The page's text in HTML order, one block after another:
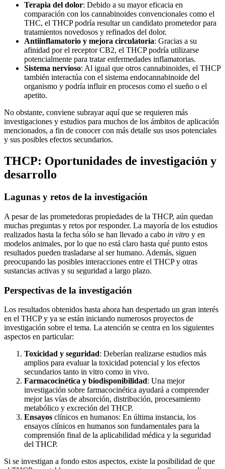
Terapia del dolor: Debido a su mayor eficacia en
comparación con los cannabinoides convencionales como el
THC, el THCP podría resultar un candidato prometedor para
tratamientos novedosos y refinados del dolor.
Antiinflamatorio y mejora circulatoria: Gracias a su
afinidad por el receptor CB2, el THCP podría utilizarse
potencialmente para tratar enfermedades inflamatorias.
Sistema nervioso: Al igual que otros cannabinoides, el THCP
también interactúa con el sistema endocannabinoide del
organismo y podría influir en procesos como el sueño o el
apetito.
No obstante, conviene subrayar aquí que se requieren más
investigaciones y estudios para muchos de los ámbitos de aplicación
mencionados, a fin de conocer con más detalle sus usos potenciales
y sus posibles efectos secundarios.
THCP: Oportunidades de investigación y
desarrollo
Lagunas y retos de la investigación
A pesar de las prometedoras propiedades de la THCP, aún quedan
muchas preguntas y retos por responder. La mayoría de los estudios
realizados hasta la fecha sólo se han llevado a cabo in vitro y en
modelos animales, por lo que no está claro hasta qué punto estos
resultados pueden trasladarse al ser humano. Además, siguen
preocupando las posibles interacciones entre el THCP y otras
sustancias activas y su seguridad a largo plazo.
Perspectivas de la investigación
Los resultados obtenidos hasta ahora han despertado un gran interés
en el THCP y ya se están iniciando numerosos proyectos de
investigación sobre el tema. La atención se centra en los siguientes
aspectos en particular:
Toxicidad y seguridad: Deberían realizarse estudios más
amplios para evaluar la toxicidad potencial y los efectos
secundarios tanto in vitro como in vivo.
Farmacocinética y biodisponibilidad: Una mejor
investigación sobre farmacocinética ayudará a comprender
mejor las vías de absorción, distribución, procesamiento
metabólico y excreción del THCP.
Ensayos clínicos en humanos: En última instancia, los
ensayos clínicos en humanos son fundamentales para la
comprensión final de la aplicabilidad médica y la seguridad
del THCP.
Si se investigan a fondo estos aspectos, existe la posibilidad de que